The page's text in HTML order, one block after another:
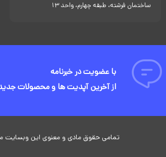
ساختمان فرشته، طبقه چهارم، واحد 13
با عضویت در خبرنامه
از آخرین آپدیت ها و محصولات
تمامی حقوق مادی و معنوی این